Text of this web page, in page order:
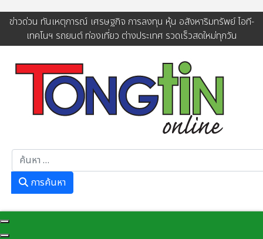
ข่าวด่วน ทันเหตุการณ์ เศรษฐกิจ การลงทุน หุ้น อสังหาริมทรัพย์ ไอที-
เทคโนฯ รถยนต์ ท่องเที่ยว ต่างประเทศ รวดเร็วสดใหม่ทุกวัน
การค้นหา